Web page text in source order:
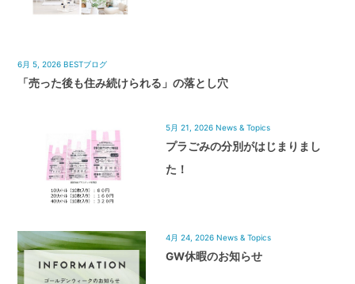
6月 5, 2026 BESTブログ
「売った後も住み続けられる」の落とし穴
5月 21, 2026 News & Topics
プラごみの分別がはじまりまし
た！
4月 24, 2026 News & Topics
GW休暇のお知らせ